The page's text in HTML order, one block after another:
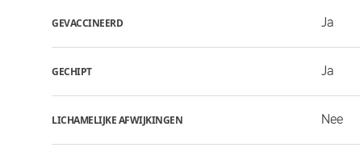
GEVACCINEERD Ja
GECHIPT Ja
LICHAMELIJKE AFWIJKINGEN Nee